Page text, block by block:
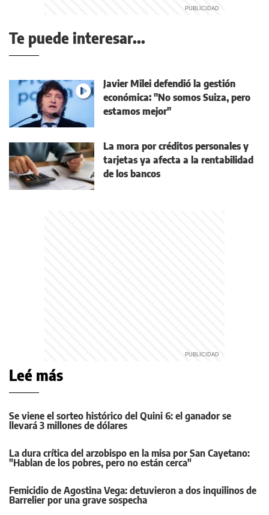
Te puede interesar...
Javier Milei defendió la gestión
económica: "No somos Suiza, pero
estamos mejor"
La mora por créditos personales y
tarjetas ya afecta a la rentabilidad
de los bancos
Leé más
Se viene el sorteo histórico del Quini 6: el ganador se
llevará 3 millones de dólares
La dura crítica del arzobispo en la misa por San Cayetano:
"Hablan de los pobres, pero no están cerca"
Femicidio de Agostina Vega: detuvieron a dos inquilinos de
Barrelier por una grave sospecha